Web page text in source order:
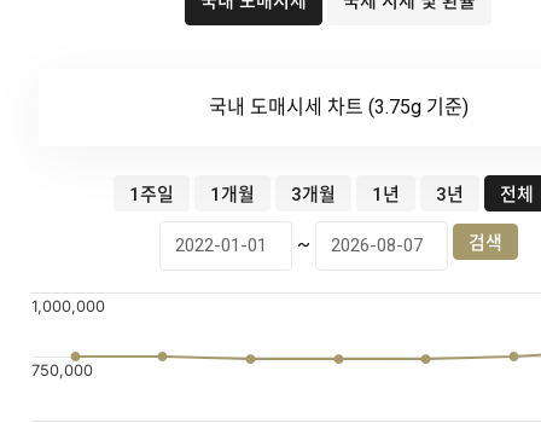
국내 도매시세 차트 (3.75g 기준)
1주일 1개월 3개월 1년 3년 전체
~
1,000,000
750,000